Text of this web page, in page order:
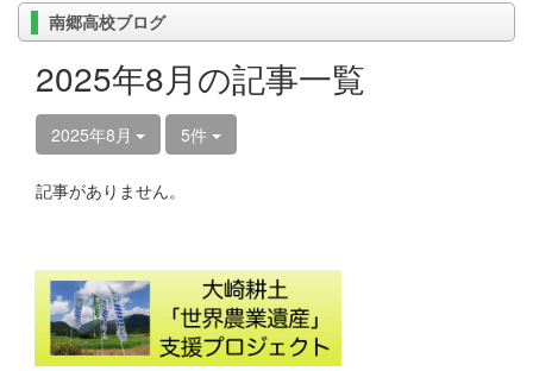
南郷高校ブログ
2025年8月の記事一覧
2025年8月 5件
記事がありません。